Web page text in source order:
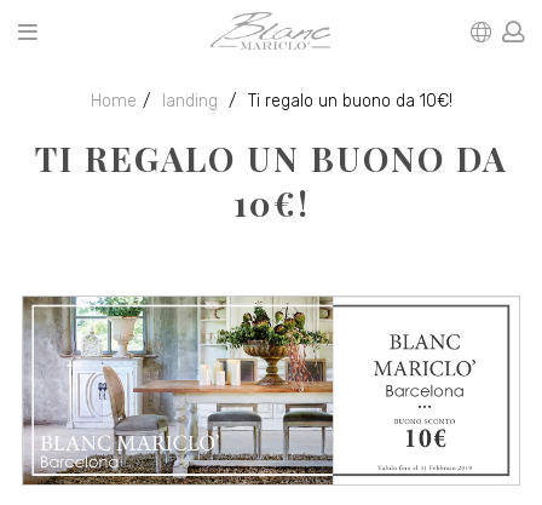
Home landing Ti regalo un buono da 10€!
TI REGALO UN BUONO DA
10€!